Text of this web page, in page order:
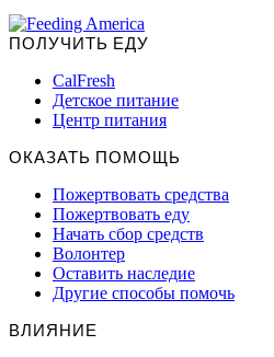
ПОЛУЧИТЬ ЕДУ
CalFresh
Детское питание
Центр питания
ОКАЗАТЬ ПОМОЩЬ
Пожертвовать средства
Пожертвовать еду
Начать сбор средств
Волонтер
Оставить наследие
Другие способы помочь
ВЛИЯНИЕ